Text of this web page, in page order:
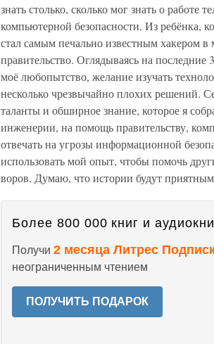
знать столько, сколько мог знать о работе
компьютерной безопасности. Из ребёнка,
стал самым печально известным хакером в
правительство. Оглядываясь на
моё любопытство, желание изучать
несколько чрезвычайно плохих решений.
таланты и обширное знание, которое я
инженерии, на помощь правительству,
отвечать на угрозы информационной
использовать мой опыт, чтобы помочь
воров. Думаю, что истории будут
Более 800 000 книг и
Получи 2 месяца Литрес
неограниченным чтением
ПОЛУЧИТЬ ПОДАРОК